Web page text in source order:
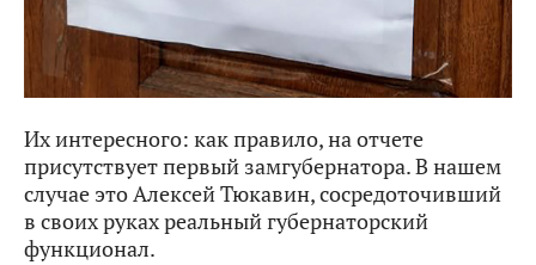
Их интересного: как правило, на отчете
присутствует первый замгубернатора. В нашем
случае это Алексей Тюкавин, сосредоточивший
в своих руках реальный губернаторский
функционал.